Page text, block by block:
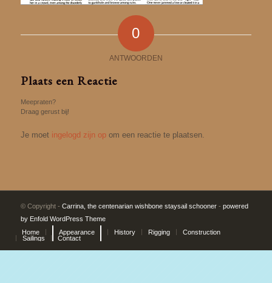
0
ANTWOORDEN
Plaats een Reactie
Meepraten?
Draag gerust bij!
Je moet ingelogd zijn opom een reactie te plaatsen.
© Copyright - Carrina, the centenarian wishbone staysail schooner- powered
by Enfold WordPress Theme
Home
Appearance History Rigging
Construction
Sailings
Contact